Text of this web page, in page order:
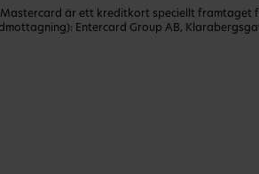
är ett kreditkort speciellt framtaget
Entercard Group AB,